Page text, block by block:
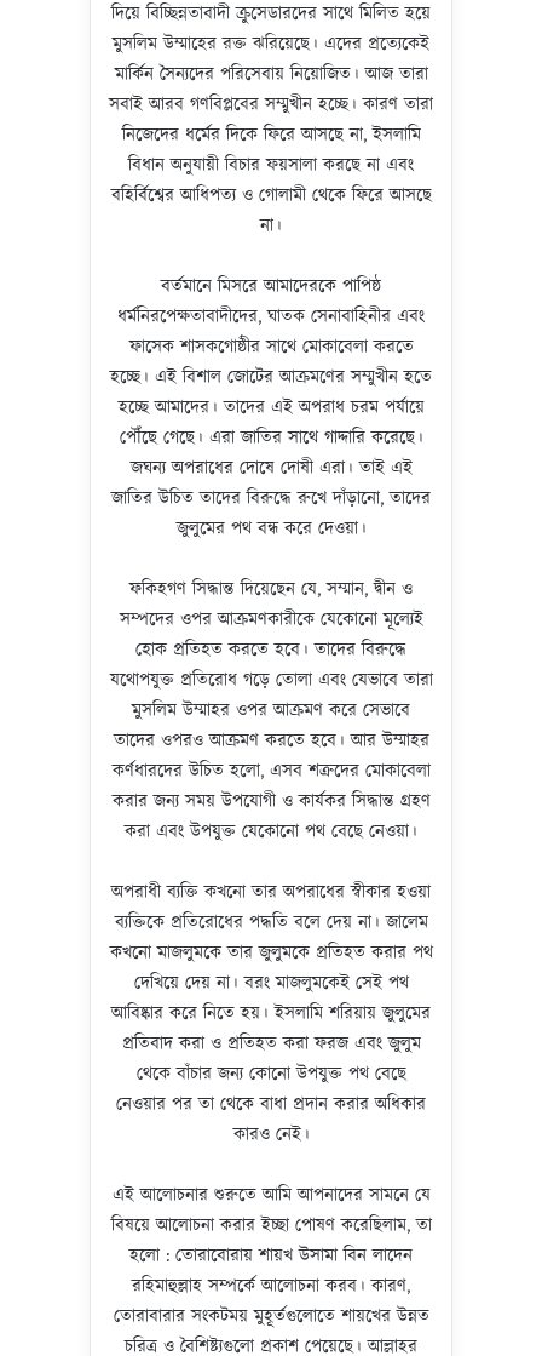
দিয়ে বিচ্ছিন্নতাবাদী ক্রুসেডারদের সাথে মিলিত হয়ে
মুসলিম উম্মাহের রক্ত ঝরিয়েছে। এদের প্রত্যেকেই
মার্কিন সৈন্যদের পরিসেবায় নিয়োজিত। আজ তারা
সবাই আরব গণবিপ্লবের সম্মুখীন হচ্ছে। কারণ তারা
নিজেদের ধর্মের দিকে ফিরে আসছে না, ইসলামি
বিধান অনুযায়ী বিচার ফয়সালা করছে না এবং
বহির্বিশ্বের আধিপত্য ও গোলামী থেকে ফিরে আসছে
না।
বর্তমানে মিসরে আমাদেরকে পাপিষ্ঠ
ধর্মনিরপেক্ষতাবাদীদের, ঘাতক সেনাবাহিনীর এবং
ফাসেক শাসকগোষ্ঠীর সাথে মোকাবেলা করতে
হচ্ছে। এই বিশাল জোটের আক্রমণের সম্মুখীন হতে
হচ্ছে আমাদের। তাদের এই অপরাধ চরম পর্যায়ে
পৌঁছে গেছে। এরা জাতির সাথে গাদ্দারি করেছে।
জঘন্য অপরাধের দোষে দোষী এরা। তাই এই
জাতির উচিত তাদের বিরুদ্ধে রুখে দাঁড়ানো, তাদের
জুলুমের পথ বন্ধ করে দেওয়া।
ফকিহগণ সিদ্ধান্ত দিয়েছেন যে, সম্মান, দ্বীন ও
সম্পদের ওপর আক্রমণকারীকে যেকোনো মূল্যেই
হোক প্রতিহত করতে হবে। তাদের বিরুদ্ধে
যথোপযুক্ত প্রতিরোধ গড়ে তোলা এবং যেভাবে তারা
মুসলিম উম্মাহর ওপর আক্রমণ করে সেভাবে
তাদের ওপরও আক্রমণ করতে হবে। আর উম্মাহর
কর্ণধারদের উচিত হলো, এসব শত্রুদের মোকাবেলা
করার জন্য সময় উপযোগী ও কার্যকর সিদ্ধান্ত গ্রহণ
করা এবং উপযুক্ত যেকোনো পথ বেছে নেওয়া।
অপরাধী ব্যক্তি কখনো তার অপরাধের স্বীকার হওয়া
ব্যক্তিকে প্রতিরোধের পদ্ধতি বলে দেয় না। জালেম
কখনো মাজলুমকে তার জুলুমকে প্রতিহত করার পথ
দেখিয়ে দেয় না। বরং মাজলুমকেই সেই পথ
আবিষ্কার করে নিতে হয়। ইসলামি শরিয়ায় জুলুমের
প্রতিবাদ করা ও প্রতিহত করা ফরজ এবং জুলুম
থেকে বাঁচার জন্য কোনো উপযুক্ত পথ বেছে
নেওয়ার পর তা থেকে বাধা প্রদান করার অধিকার
কারও নেই।
এই আলোচনার শুরুতে আমি আপনাদের সামনে যে
বিষয়ে আলোচনা করার ইচ্ছা পোষণ করেছিলাম, তা
হলো : তোরাবোরায় শায়খ উসামা বিন লাদেন
রহিমাহুল্লাহ সম্পর্কে আলোচনা করব। কারণ,
তোরাবারার সংকটময় মুহূর্তগুলোতে শায়খের উন্নত
চরিত্র ও বৈশিষ্ট্যগুলো প্রকাশ পেয়েছে। আল্লাহর